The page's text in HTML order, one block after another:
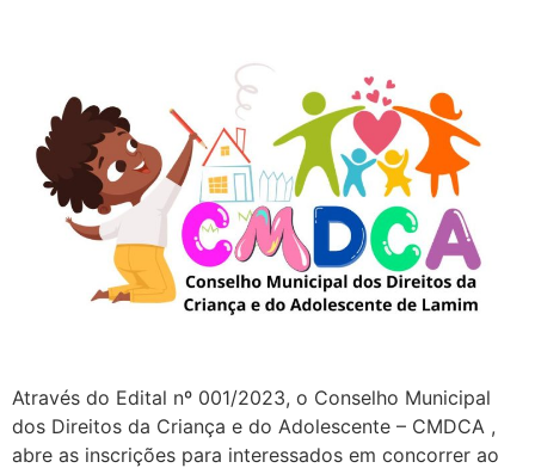
Através do Edital nº 001/2023, o Conselho Municipal
dos Direitos da Criança e do Adolescente – CMDCA ,
abre as inscrições para interessados em concorrer ao